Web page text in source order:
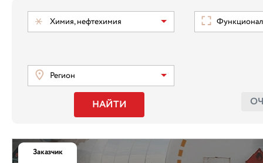
Химия, нефтехимия
Регион
НАЙТИ
Заказчик